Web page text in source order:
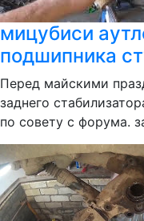
мицубиси
подшипника
Перед майскими
заднего
по совету с форума.